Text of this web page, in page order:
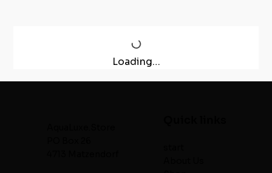
Loading…